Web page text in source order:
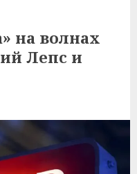
на волнах
Лепс и